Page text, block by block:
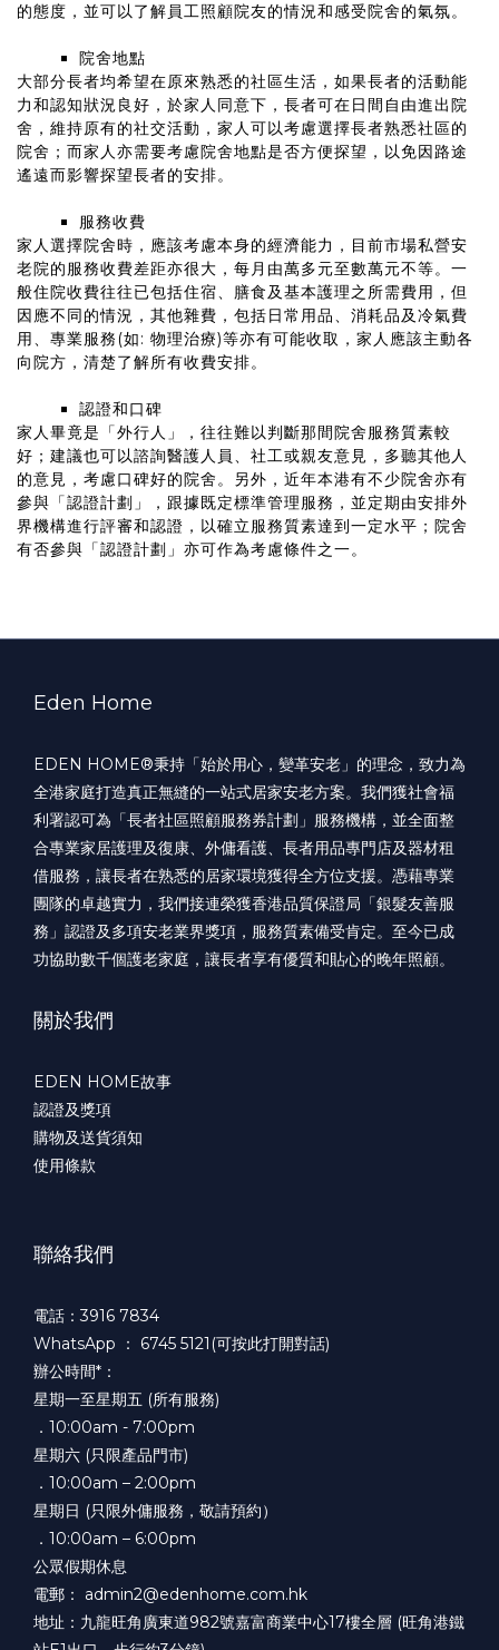
的態度，並可以了解員工照顧院友的情況和感受院舍的氣氛。
院舍地點
大部分長者均希望在原來熟悉的社區生活，如果長者的活動能
力和認知狀況良好，於家人同意下，長者可在日間自由進出院
舍，維持原有的社交活動，家人可以考慮選擇長者熟悉社區的
院舍；而家人亦需要考慮院舍地點是否方便探望，以免因路途
遙遠而影響探望長者的安排。
服務收費
家人選擇院舍時，應該考慮本身的經濟能力，目前市場私營安
老院的服務收費差距亦很大，每月由萬多元至數萬元不等。一
般住院收費往往已包括住宿、膳食及基本護理之所需費用，但
因應不同的情況，其他雜費，包括日常用品、消耗品及冷氣費
用、專業服務(如: 物理治療)等亦有可能收取，家人應該主動各
向院方，清楚了解所有收費安排。
認證和口碑
家人畢竟是「外行人」，往往難以判斷那間院舍服務質素較
好；建議也可以諮詢醫護人員、社工或親友意見，多聽其他人
的意見，考慮口碑好的院舍。另外，近年本港有不少院舍亦有
參與「認證計劃」，跟據既定標準管理服務，並定期由安排外
界機構進行評審和認證，以確立服務質素達到一定水平；院舍
有否參與「認證計劃」亦可作為考慮條件之一。
Eden Home
EDEN HOME®️秉持「始於用心，變革安老」的理念，致力為
全港家庭打造真正無縫的一站式居家安老方案。我們獲社會福
利署認可為「長者社區照顧服務券計劃」服務機構，並全面整
合專業家居護理及復康、外傭看護、長者用品專門店及器材租
借服務，讓長者在熟悉的居家環境獲得全方位支援。憑藉專業
團隊的卓越實力，我們接連榮獲香港品質保證局「銀髮友善服
務」認證及多項安老業界獎項，服務質素備受肯定。至今已成
功協助數千個護老家庭，讓長者享有優質和貼心的晚年照顧。
關於我們
EDEN HOME故事
認證及獎項
購物及送貨須知
使用條款
聯絡我們
電話：3916 7834
WhatsApp ： 6745 5121(可按此打開對話)
辦公時間*：
星期一至星期五 (所有服務)
．10:00am - 7:00pm
星期六 (只限產品門市)
．10:00am – 2:00pm
星期日 (只限外傭服務，敬請預約）
．10:00am – 6:00pm
公眾假期休息
電郵： admin2@edenhome.com.hk
地址：九龍旺角廣東道982號嘉富商業中心17樓全層 (旺角港鐵